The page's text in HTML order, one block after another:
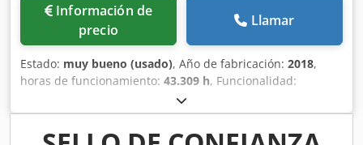
Información de
precio
Llamar
Estado: muy bueno (usado), Año de fabricación: 2018,
horas de funcionamiento: 43.309 h, Funcionalidad:
, Compresor de tornillo Atlas Copco
GA75VSD+FF Inversor y secador integrados Dwodpfx Adszp
Urwo Iea 75 kW 12,75 bar 15,50 m³/min Año de fabricación: